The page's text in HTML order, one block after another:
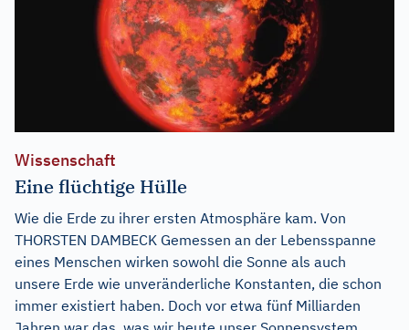
Wissenschaft
Eine flüchtige Hülle
Wie die Erde zu ihrer ersten Atmosphäre kam. Von
THORSTEN DAMBECK Gemessen an der Lebensspanne
eines Menschen wirken sowohl die Sonne als auch
unsere Erde wie unveränderliche Konstanten, die schon
immer existiert haben. Doch vor etwa fünf Milliarden